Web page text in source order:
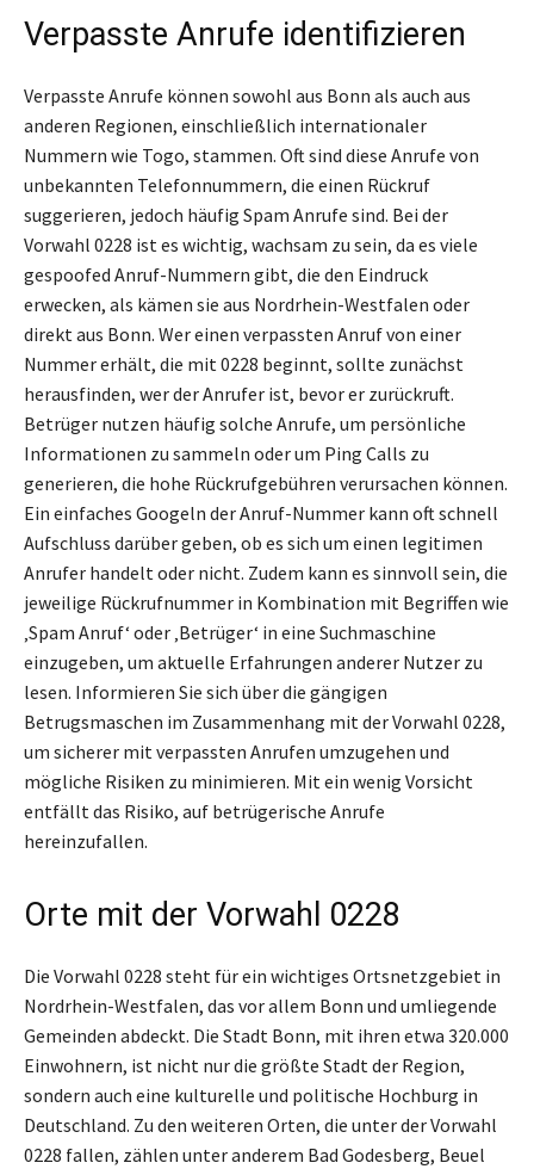
Verpasste Anrufe identifizieren
Verpasste Anrufe können sowohl aus Bonn als auch aus
anderen Regionen, einschließlich internationaler
Nummern wie Togo, stammen. Oft sind diese Anrufe von
unbekannten Telefonnummern, die einen Rückruf
suggerieren, jedoch häufig Spam Anrufe sind. Bei der
Vorwahl 0228 ist es wichtig, wachsam zu sein, da es viele
gespoofed Anruf-Nummern gibt, die den Eindruck
erwecken, als kämen sie aus Nordrhein-Westfalen oder
direkt aus Bonn. Wer einen verpassten Anruf von einer
Nummer erhält, die mit 0228 beginnt, sollte zunächst
herausfinden, wer der Anrufer ist, bevor er zurückruft.
Betrüger nutzen häufig solche Anrufe, um persönliche
Informationen zu sammeln oder um Ping Calls zu
generieren, die hohe Rückrufgebühren verursachen können.
Ein einfaches Googeln der Anruf-Nummer kann oft schnell
Aufschluss darüber geben, ob es sich um einen legitimen
Anrufer handelt oder nicht. Zudem kann es sinnvoll sein, die
jeweilige Rückrufnummer in Kombination mit Begriffen wie
‚Spam Anruf‘ oder ‚Betrüger‘ in eine Suchmaschine
einzugeben, um aktuelle Erfahrungen anderer Nutzer zu
lesen. Informieren Sie sich über die gängigen
Betrugsmaschen im Zusammenhang mit der Vorwahl 0228,
um sicherer mit verpassten Anrufen umzugehen und
mögliche Risiken zu minimieren. Mit ein wenig Vorsicht
entfällt das Risiko, auf betrügerische Anrufe
hereinzufallen.
Orte mit der Vorwahl 0228
Die Vorwahl 0228 steht für ein wichtiges Ortsnetzgebiet in
Nordrhein-Westfalen, das vor allem Bonn und umliegende
Gemeinden abdeckt. Die Stadt Bonn, mit ihren etwa 320.000
Einwohnern, ist nicht nur die größte Stadt der Region,
sondern auch eine kulturelle und politische Hochburg in
Deutschland. Zu den weiteren Orten, die unter der Vorwahl
0228 fallen, zählen unter anderem Bad Godesberg, Beuel